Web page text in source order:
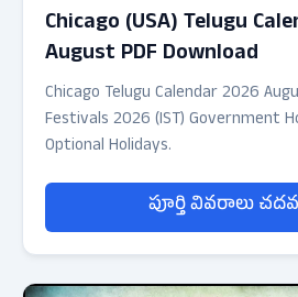
Chicago (USA) Telugu
August PDF Download
Chicago Telugu Calendar 2026
Festivals 2026 (IST) Government
Optional Holidays.
పూర్తి వివరాలు